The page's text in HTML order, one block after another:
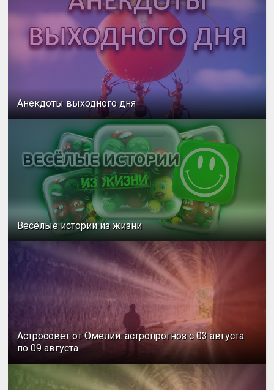
Анекдоты выходного дня
Весёлые истории из жизни
Астросовет от Омелии: астропрогноз с 03 августа
по 09 августа